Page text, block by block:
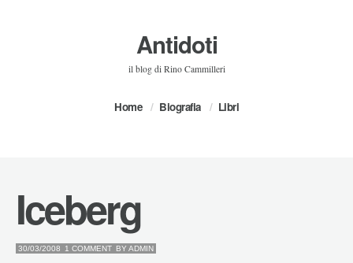
Antidoti
il blog di Rino Cammilleri
Home Biografia Libri
Iceberg
30/03/2008 1 COMMENT BY ADMIN